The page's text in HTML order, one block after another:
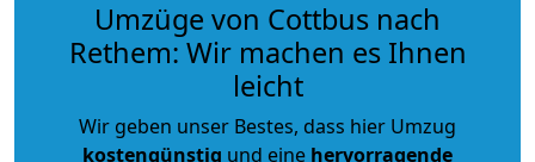
Umzüge von Cottbus nach
Rethem: Wir machen es Ihnen
leicht
Wir geben unser Bestes, dass hier Umzug
kostengünstig und eine hervorragende